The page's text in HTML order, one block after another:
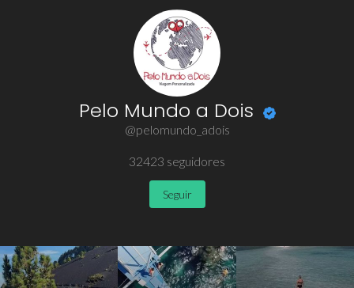
Pelo Mundo a Dois
@pelomundo_adois
32423 seguidores
Seguir